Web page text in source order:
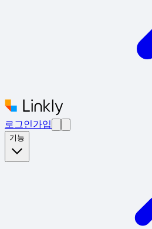
로그인가입
기능